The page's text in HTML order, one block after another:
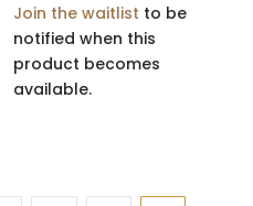
Join the waitlist to be
notified when this
product becomes
available.